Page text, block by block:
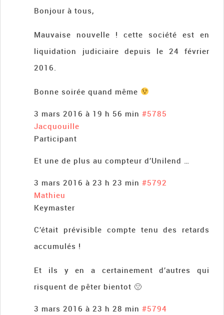
Bonjour à tous,
Mauvaise nouvelle ! cette société est en
liquidation judiciaire depuis le 24 février
2016.
Bonne soirée quand même
3 mars 2016 à 19 h 56 min #5785
Jacquouille
Participant
Et une de plus au compteur d’Unilend …
3 mars 2016 à 23 h 23 min #5792
Mathieu
Keymaster
C’était prévisible compte tenu des retards
accumulés !
Et ils y en a certainement d’autres qui
risquent de pêter bientot 🙁
3 mars 2016 à 23 h 28 min #5794